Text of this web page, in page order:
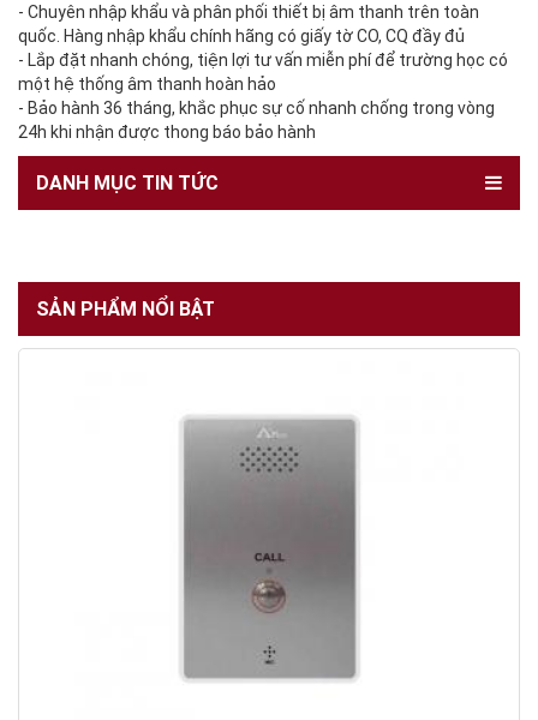
- Chuyên nhập khẩu và phân phối thiết bị âm thanh trên toàn
quốc. Hàng nhập khẩu chính hãng có giấy tờ CO, CQ đầy đủ
- Lắp đặt nhanh chóng, tiện lợi tư vấn miễn phí để trường học có
một hệ thống âm thanh hoàn hảo
- Bảo hành 36 tháng, khắc phục sự cố nhanh chống trong vòng
24h khi nhận được thong báo bảo hành
DANH MỤC TIN TỨC
SẢN PHẨM NỔI BẬT